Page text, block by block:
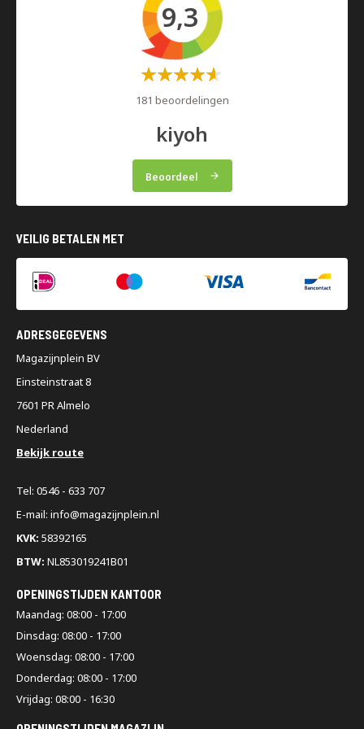
9,3
Waardering:
181 beoordelingen
kiyoh
Beoordeel
VEILIG BETALEN MET
ADRESGEGEVENS
Magazijnplein BV
Einsteinstraat 8
7601 PR Almelo
Nederland
Bekijk route
Tel: 0546 - 633 707
E-mail: info@magazijnplein.nl
KVK: 58392165
BTW: NL853019241B01
OPENINGSTIJDEN KANTOOR
Maandag: 08:00 - 17:00
Dinsdag: 08:00 - 17:00
Woensdag: 08:00 - 17:00
Donderdag: 08:00 - 17:00
Vrijdag: 08:00 - 16:30